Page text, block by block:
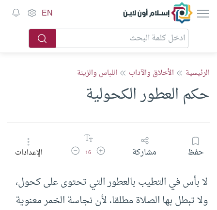
إسلام أون لاين EN
الرئيسية الأخلاق والآداب اللباس والزينة
حكم العطور الكحولية
حفظ مشاركة زيادة حجم الخط
16 تقليل حجم الخطالإعدادات
لا بأس في التطيب بالعطور التي تحتوى على كحول،
ولا تبطل بها الصلاة مطلقا، لأن نجاسة الخمر معنوية